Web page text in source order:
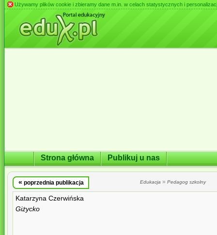
Używamy plików cookie i zbieramy dane m.in. w celach statystycznych i
Strona główna Publikuj u nas
« poprzednia publikacja Edukacja » Pedagog szkolny
Katarzyna Czerwińska
Giżycko